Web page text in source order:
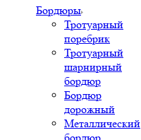
Бордюры
Тротуарный
поребрик
Тротуарный
шарнирный
бордюр
Бордюр
дорожный
Металлический